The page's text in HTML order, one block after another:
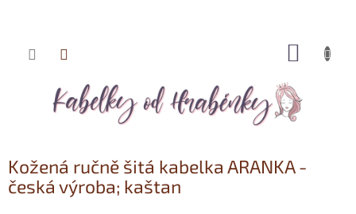
Přejít
Kožená ručně šitá kabelka ARANKA -
česká výroba; kaštan